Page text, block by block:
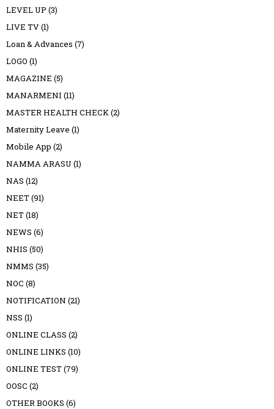
LEVEL UP (3)
LIVE TV(1)
Loan & Advances (7)
LOGO (1)
MAGAZINE (5)
MANARMENI (11)
MASTER HEALTH CHECK(2)
Maternity Leave (1)
Mobile App (2)
NAMMA ARASU (1)
NAS (12)
NEET(91)
NET(18)
NEWS (6)
NHIS (50)
NMMS (35)
NOC (8)
NOTIFICATION (21)
NSS (1)
ONLINE CLASS (2)
ONLINE LINKS (10)
ONLINE TEST(79)
OOSC (2)
OTHER BOOKS (6)